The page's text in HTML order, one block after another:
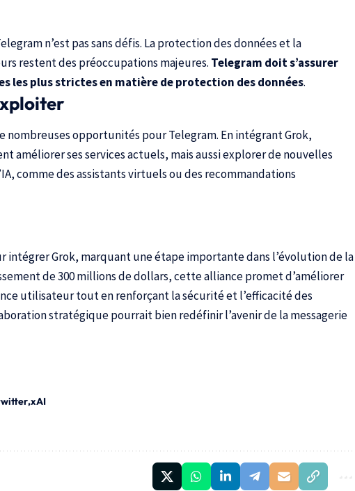
n’est pas sans défis. La protection des données et la
restent des préoccupations majeures. Telegram doit s’assurer
les plus strictes en matière de protection des données.
nombreuses opportunités pour Telegram. En intégrant Grok,
améliorer ses services actuels, mais aussi explorer de nouvelles
comme des assistants virtuels ou des recommandations
intégrer Grok, marquant une étape importante dans l’évolution de la
de 300 millions de dollars, cette alliance promet d’améliorer
utilisateur tout en renforçant la sécurité et l’efficacité des
stratégique pourrait bien redéfinir l’avenir de la messagerie
xAI